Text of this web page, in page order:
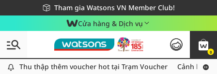
Tham gia Watsons VN Member Club!
Miễn phí giao hàng cho đơn hàng từ 249,000Đ
Giao hàng nhanh 24h - Áp dụng khu vực TP. Hồ Chí Minh
Cửa hàng & Dịch vụ
0
Thu thập thêm voucher hot tại Trạm Voucher
Thu thập thêm voucher hot tại Trạm Voucher Cảnh báo